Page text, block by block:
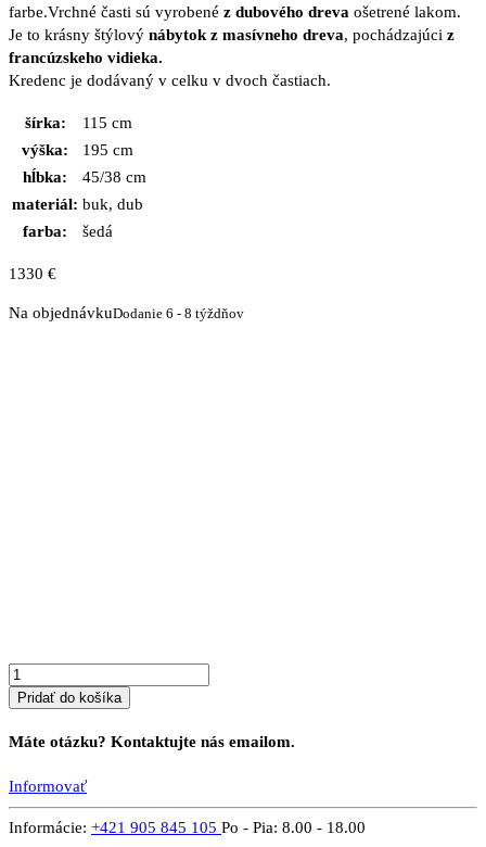
farbe.Vrchné časti sú vyrobené z dubového dreva ošetrené lakom.
Je to krásny štýlový nábytok z masívneho dreva, pochádzajúci z
francúzskeho vidieka.
Kredenc je dodávaný v celku v dvoch častiach.
šírka:
115 cm
výška:
195 cm
hĺbka:
45/38 cm
materiál: buk, dub
farba:
šedá
1330 €
Na objednávkuDodanie 6 - 8 týždňov
Pridať do košíka
Máte otázku? Kontaktujte nás emailom.
Informovať
Informácie: +421 905 845 105 Po - Pia: 8.00 - 18.00